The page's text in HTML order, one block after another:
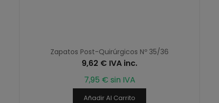
Zapatos Post-Quirúrgicos Nº 35/36
9,62 € IVA inc.
7,95 € sin IVA
Añadir Al Carrito